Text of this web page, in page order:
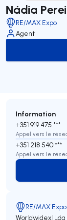
Nádia
RE/MAX Expo
Agent
Information
+351 919 475 ***
Appel vers le
+351 218 540 ***
Appel vers le
RE/MAX Expo
Worldwidexl Lda